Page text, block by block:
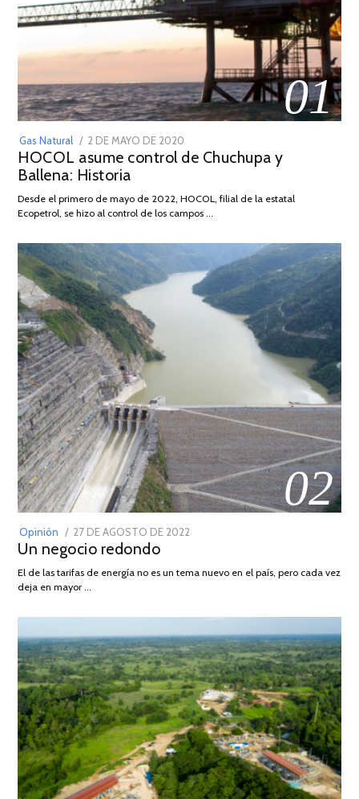
01
Gas Natural
POSTED
ON
2 DE MAYO DE 2020
DE
2026
HOCOL asume control de Chuchupa y
Ballena: Historia
Desde el primero de mayo de 2022, HOCOL, filial de la estatal
Ecopetrol, se hizo al control de los campos …
02
Opinión
POSTED
ON
27 DE AGOSTO DE 2022
DE
Un negocio redondo
El de las tarifas de energía no es un tema nuevo en el país, pero cada vez
deja en mayor …